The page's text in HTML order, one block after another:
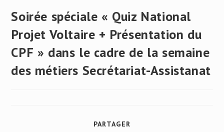
Soirée spéciale « Quiz National
Projet Voltaire + Présentation du
CPF » dans le cadre de la semaine
des métiers Secrétariat-Assistanat
PARTAGER